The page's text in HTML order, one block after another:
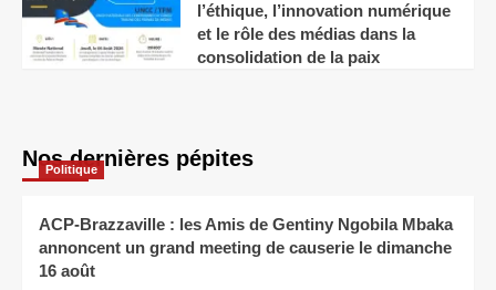
l’éthique, l’innovation numérique
et le rôle des médias dans la
consolidation de la paix
Nos dernières pépites
Politique
ACP-Brazzaville : les Amis de Gentiny Ngobila Mbaka
annoncent un grand meeting de causerie le dimanche
16 août